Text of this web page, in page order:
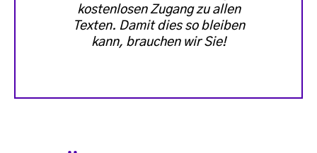
kostenlosen Zugang zu allen
Texten. Damit dies so bleiben
kann, brauchen wir Sie!